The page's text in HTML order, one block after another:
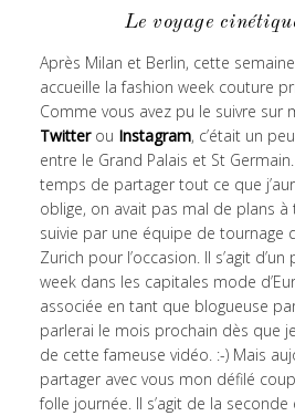
Le voyage
Après Milan et Berlin, cette semaine
accueille la fashion week couture
Comme vous avez pu le suivre sur
Twitterou Instagram, c’était un
entre le Grand Palais et St Germain.
temps de partager tout ce que
oblige, on avait pas mal de plans à
suivie par une équipe de tournage
Zurich pour l’occasion. Il s’agit
week dans les capitales mode
associée en tant que blogueuse
parlerai le mois prochain dès que
de cette fameuse vidéo. :-) Mais
partager avec vous mon défilé
folle journée. Il s’agit de la